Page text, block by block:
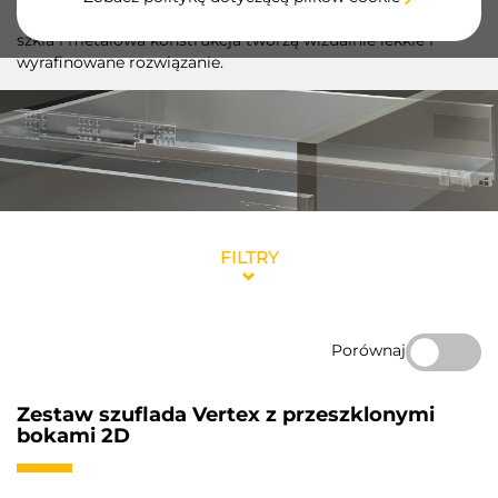
mebli charakterystyczny wygląd. Elegancja hartowanego
szkła i metalowa konstrukcja tworzą wizualnie lekkie i
wyrafinowane rozwiązanie.
FILTRY
Porównaj
Zestaw szuflada Vertex z przeszklonymi
bokami 2D